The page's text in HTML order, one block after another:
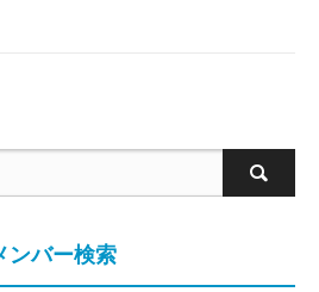
ンバー検索